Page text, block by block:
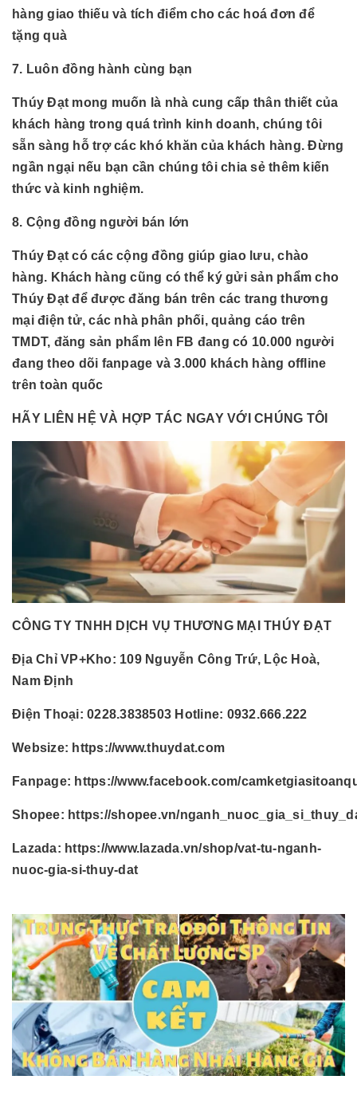
hàng giao thiếu và tích điểm cho các hoá đơn để
tặng quà
7. Luôn đồng hành cùng bạn
Thúy Đạt mong muốn là nhà cung cấp thân thiết của
khách hàng trong quá trình kinh doanh, chúng tôi
sẵn sàng hỗ trợ các khó khăn của khách hàng. Đừng
ngần ngại nếu bạn cần chúng tôi chia sẻ thêm kiến
thức và kinh nghiệm.
8. Cộng đồng người bán lớn
Thúy Đạt có các cộng đồng giúp giao lưu, chào
hàng. Khách hàng cũng có thể ký gửi sản phẩm cho
Thúy Đạt để được đăng bán trên các trang thương
mại điện tử, các nhà phân phối, quảng cáo trên
TMDT, đăng sản phẩm lên FB đang có 10.000 người
đang theo dõi fanpage và 3.000 khách hàng offline
trên toàn quốc
HÃY LIÊN HỆ VÀ HỢP TÁC NGAY VỚI CHÚNG TÔI
CÔNG TY TNHH DỊCH VỤ THƯƠNG MẠI THÚY ĐẠT
Địa Chỉ VP+Kho: 109 Nguyễn Công Trứ, Lộc Hoà,
Nam Định
Điện Thoại: 0228.3838503 Hotline: 0932.666.222
Websize: https://www.thuydat.com
Fanpage: https://www.facebook.com/
Shopee: https://shopee.vn/
Lazada: https://www.lazada.vn/shop/vat-tu-nganh-
nuoc-gia-si-thuy-dat